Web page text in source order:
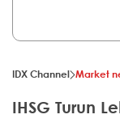
IDX Channel Market
IHSG Turun